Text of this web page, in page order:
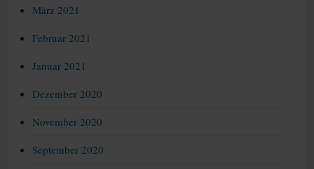
März 2021
Februar 2021
Januar 2021
Dezember 2020
November 2020
September 2020